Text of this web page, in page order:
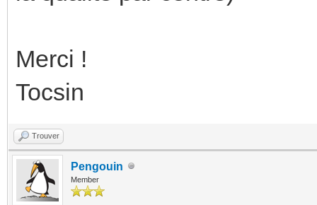
Merci !
Tocsin
Trouver
Pengouin
Member